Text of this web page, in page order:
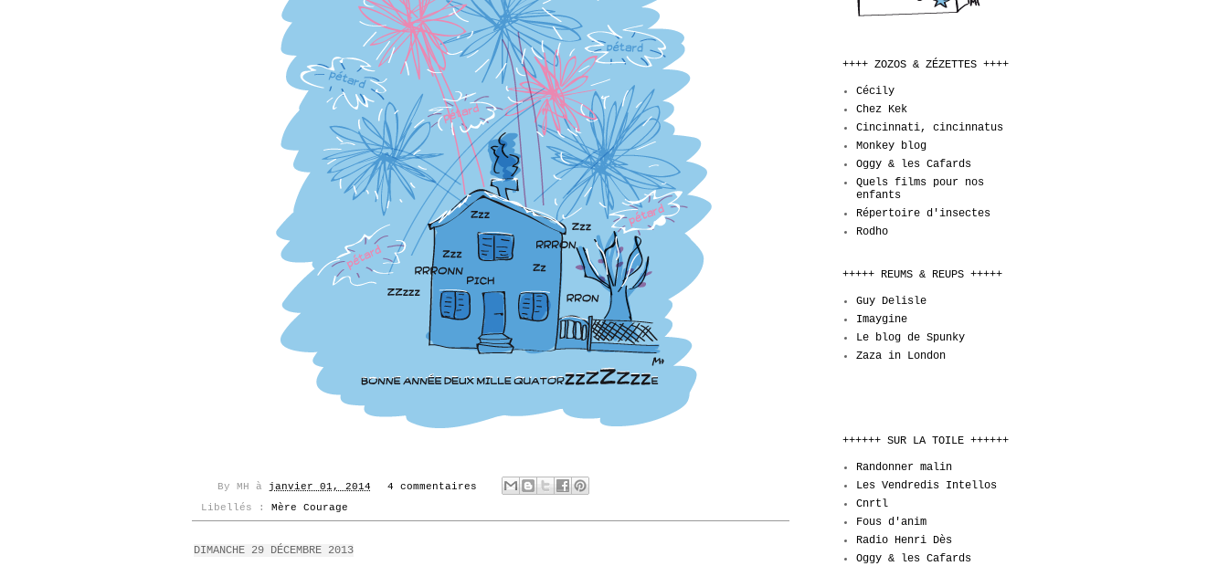
By MH à janvier 01, 2014
4 commentaires
Libellés : Mère Courage
DIMANCHE 29 DÉCEMBRE 2013
++++ ZOZOS & ZÉZETTES ++++
Cécily
Chez Kek
Cincinnati, cincinnatus
Monkey blog
Oggy & les Cafards
Quels films pour nos
enfants
Répertoire d'insectes
Rodho
+++++ REUMS & REUPS +++++
Guy Delisle
Imaygine
Le blog de Spunky
Zaza in London
++++++ SUR LA TOILE ++++++
Randonner malin
Les Vendredis Intellos
Cnrtl
Fous d'anim
Radio Henri Dès
Oggy & les Cafards